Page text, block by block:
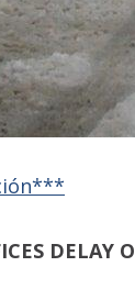
***
DELAY